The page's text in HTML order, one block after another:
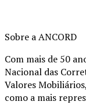
Sobre a ANCORD
Com mais de 50
Nacional das
Valores
como a mais